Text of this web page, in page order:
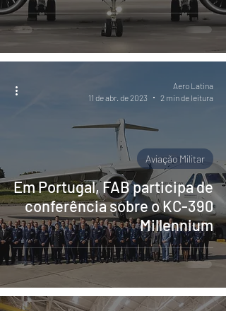
Em Portugal, FAB participa de
conferência sobre o KC-390
Millennium
Aviação Militar
Aero Latina
11 de abr. de 2023
2 min de leitura